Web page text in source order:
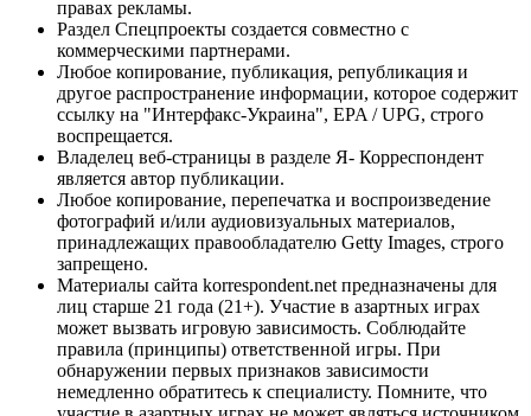
правах рекламы.
Раздел Спецпроекты создается совместно с
коммерческими партнерами.
Любое копирование, публикация, републикация и
другое распространение информации, которое содержит
ссылку на "Интерфакс-Украина", EPA / UPG, строго
воспрещается.
Владелец веб-страницы в разделе Я- Корреспондент
является автор публикации.
Любое копирование, перепечатка и воспроизведение
фотографий и/или аудиовизуальных материалов,
принадлежащих правообладателю Getty Images, строго
запрещено.
Материалы сайта korrespondent.net предназначены для
лиц старше 21 года (21+). Участие в азартных играх
может вызвать игровую зависимость. Соблюдайте
правила (принципы) ответственной игры. При
обнаружении первых признаков зависимости
немедленно обратитесь к специалисту. Помните, что